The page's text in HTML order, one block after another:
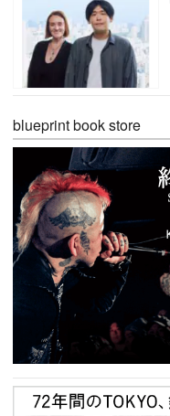
blueprint book store